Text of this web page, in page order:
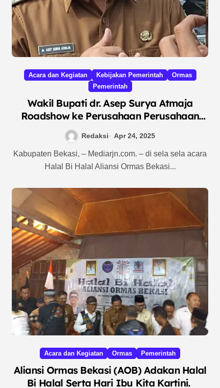
Acara dan Kegiatan Kebijakan Pemerintah
Ormas
Pemerintah
Wakil Bupati dr. Asep Surya Atmaja
Roadshow ke Perusahaan Perusahaan
Menyerap Tenaga Kerja.
Redaksi Apr 24, 2025
Kabupaten Bekasi, – Mediarjn.com. – di sela sela acara
Halal Bi Halal Aliansi Ormas Bekasi...
Acara dan Kegiatan Ormas Pemerintah
Aliansi Ormas Bekasi (AOB) Adakan Halal
Bi Halal Serta Hari Ibu Kita Kartini.